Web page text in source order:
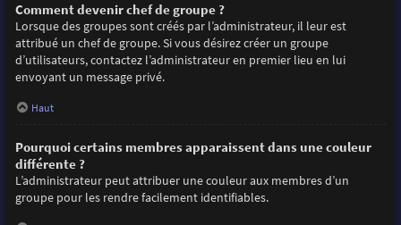
Comment devenir chef de groupe ?
Lorsque des groupes sont créés par l’administrateur, il leur est
attribué un chef de groupe. Si vous désirez créer un groupe
d’utilisateurs, contactez l’administrateur en premier lieu en lui
envoyant un message privé.
Haut
Pourquoi certains membres apparaissent dans une couleur
différente ?
L’administrateur peut attribuer une couleur aux membres d’un
groupe pour les rendre facilement identifiables.